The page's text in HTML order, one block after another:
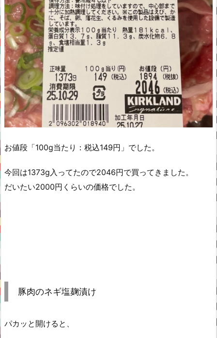
お値段「100g当たり：税込149円」でした。
今回は1373g入ってたので2046円で買ってきました。
だいたい2000円くらいの価格でした。
豚肉のネギ塩麹漬け
パカッと開けると、